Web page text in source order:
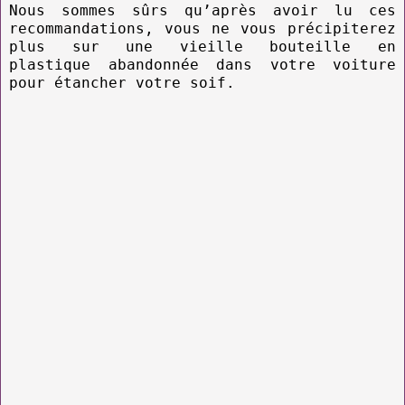
Nous sommes sûrs qu’après avoir lu ces
recommandations, vous ne vous précipiterez
plus sur une vieille bouteille en
plastique abandonnée dans votre voiture
pour étancher votre soif.